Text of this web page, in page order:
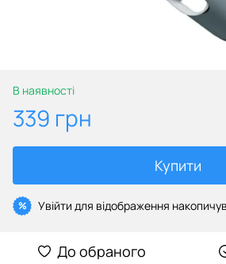
В наявності
339 грн
Купити
% Увійти для відображення
До обраного